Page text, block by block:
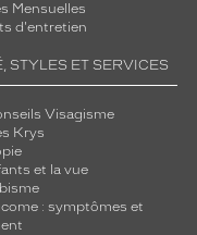
Mensuelles
d'entretien
STYLES ET SERVICES
Visagisme
Krys
et la vue
: symptômes et